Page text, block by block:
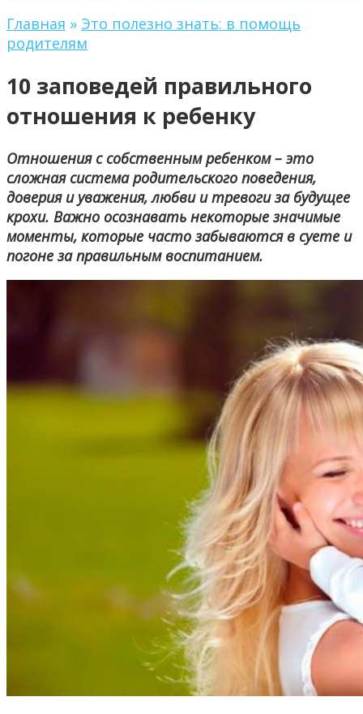
Главная » Это полезно знать: в помощь
родителям
10 заповедей правильного
отношения к ребенку
Отношения с собственным ребенком – это
сложная система родительского поведения,
доверия и уважения, любви и тревоги за будущее
крохи. Важно осознавать некоторые значимые
моменты, которые часто забываются в суете и
погоне за правильным воспитанием.